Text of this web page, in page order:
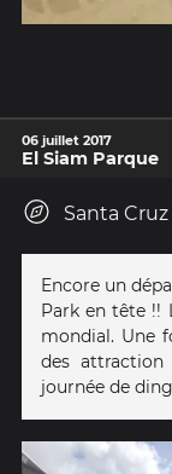
06 juillet 2017
El Siam Parque
Santa
Encore un
Park en tête !!
mondial. Une
des
journée de